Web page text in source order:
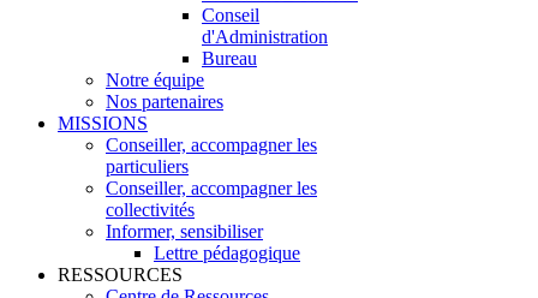
Conseil
d'Administration
Bureau
Notre équipe
Nos partenaires
MISSIONS
Conseiller, accompagner les
particuliers
Conseiller, accompagner les
collectivités
Informer, sensibiliser
Lettre pédagogique
RESSOURCES